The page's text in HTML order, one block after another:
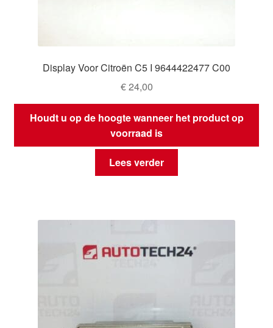
Display Voor Citroën C5 I 9644422477 C00
€24,00
Houdt u op de hoogte wanneer het product op
voorraad is
Lees verder